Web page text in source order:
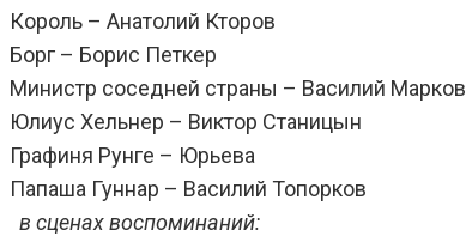
Король – Анатолий Кторов
Борг – Борис Петкер
Министр соседней страны – Василий Марков
Юлиус Хельнер – Виктор Станицын
Графиня Рунге – Юрьева
Папаша Гуннар – Василий Топорков
в сценах воспоминаний: